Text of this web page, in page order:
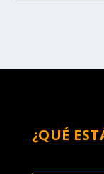
¿QUÉ